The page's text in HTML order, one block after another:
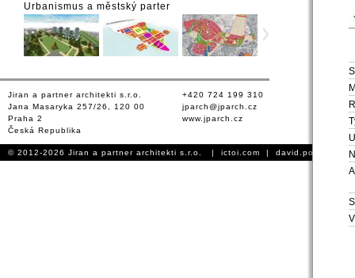
Urbanismus a městský parter
Jiran a partner architekti s.r.o.
Jana Masaryka 257/26, 120 00
Praha 2
Česká Republika
+420 724 199 310
jparch@jparch.cz
www.jparch.cz
© 2012-2026 Jiran a partner architekti s.r.o. | ictoi.com |